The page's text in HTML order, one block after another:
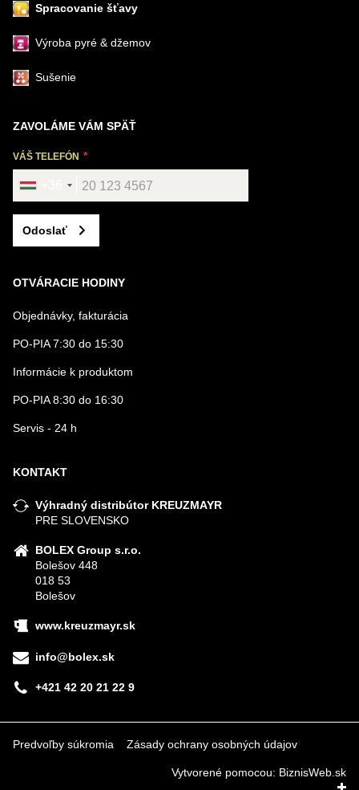
Spracovanie šťavy
Výroba pyré & džemov
Sušenie
ZAVOLÁME VÁM SPÄŤ
VÁŠ TELEFÓN
Odoslať
OTVÁRACIE HODINY
Objednávky, fakturácia
PO-PIA 7:30 do 15:30
Informácie k produktom
PO-PIA 8:30 do 16:30
Servis - 24 h
KONTAKT
Výhradný distribútor KREUZMAYR
PRE SLOVENSKO
BOLEX Group s.r.o.
Bolešov 448
018 53
Bolešov
www.kreuzmayr.sk
info@bolex.sk
+421 42 20 21 22 9
Predvoľby súkromia Zásady ochrany osobných údajov
Vytvorené pomocou: BiznisWeb.sk